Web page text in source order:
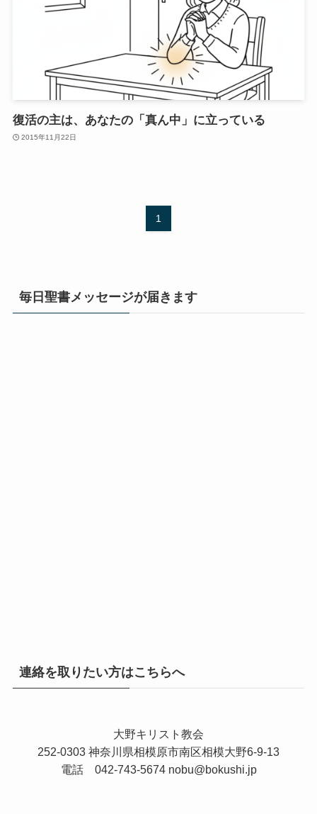
復活の主は、あなたの「真ん中」に立っている
2015年11月22日
1
毎日聖書メッセージが届きます
連絡を取りたい方はこちらへ
大野キリスト教会
252-0303 神奈川県相模原市南区相模大野6-9-13
電話 042-743-5674nobu@bokushi.jp